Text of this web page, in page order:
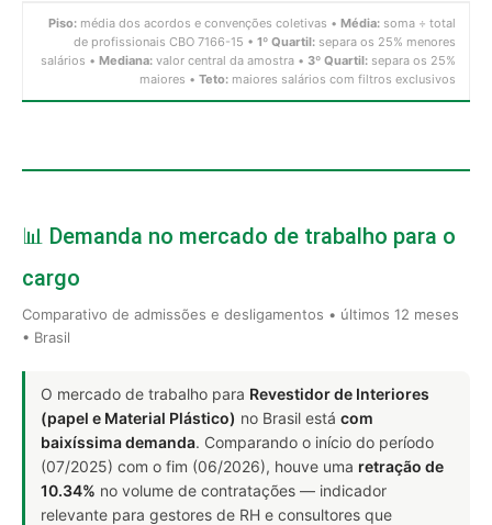
Piso: média dos acordos e convenções coletivas • Média: soma ÷ total
de profissionais CBO 7166-15 • 1º Quartil: separa os 25% menores
salários • Mediana: valor central da amostra • 3º Quartil: separa os 25%
maiores • Teto: maiores salários com filtros exclusivos
📊 Demanda no mercado de trabalho para o
cargo
Comparativo de admissões e desligamentos • últimos 12 meses
• Brasil
O mercado de trabalho para Revestidor de Interiores
(papel e Material Plástico) no Brasil está com
baixíssima demanda. Comparando o início do período
(07/2025) com o fim (06/2026), houve uma retração de
10.34% no volume de contratações — indicador
relevante para gestores de RH e consultores que